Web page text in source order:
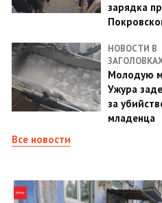
зарядка
НОВОСТИ В
Молодую
Ужура
за
младенца
Все новости